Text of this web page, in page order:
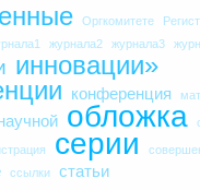
Оргкомитете
журнала2 журнала3
инновации»
конференция
обложка
серии
ссылки статьи